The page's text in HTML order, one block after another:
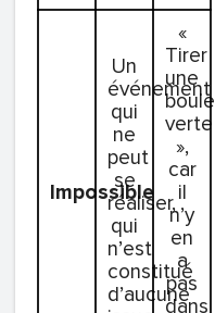
Impossible
Un
événement
qui
ne
peut
se
réaliser,
qui
n’est
constitué
d’aucune
«
Tirer
une
boule
verte
»,
car
il
n’y
en
a
pas
dans